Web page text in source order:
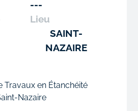
---
Lieu
SAINT-
NAZAIRE
Travaux en Étanchéité
Nazaire